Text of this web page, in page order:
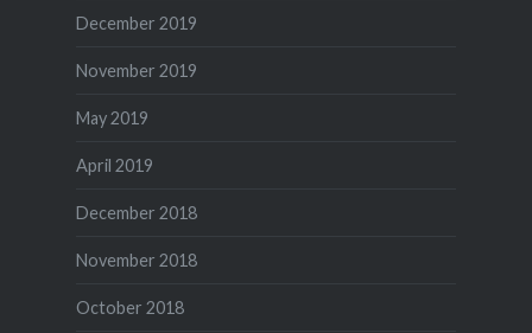
December 2019
November 2019
May 2019
April 2019
December 2018
November 2018
October 2018